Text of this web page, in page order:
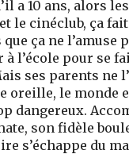
a 10 ans, alors
le cinéclub, ça
ça ne l’amuse
à l’école pour se
ses parents ne
oreille, le monde
dangereux.
son fidèle
s’échappe du